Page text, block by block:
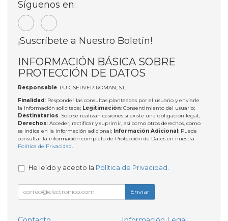
Síguenos en:
¡Suscríbete a Nuestro Boletín!
INFORMACIÓN BÁSICA SOBRE
PROTECCIÓN DE DATOS
Responsable: PUIGSERVER-ROMAN, S.L.
Finalidad: Responder las consultas planteadas por el usuario y enviarle
la información solicitada; Legitimación: Consentimiento del usuario;
Destinatarios: Solo se realizan cesiones si existe una obligación legal;
Derechos: Acceder, rectificar y suprimir, así como otros derechos, como
se indica en la información adicional; Información Adicional: Puede
consultar la información completa de Protección de Datos en nuestra
Política de Privacidad.
He leído y acepto la Política de Privacidad
Enviar